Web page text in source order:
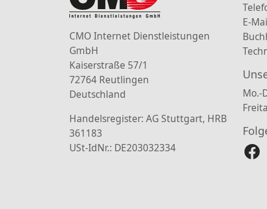
CMO Internet Dienstleistungen
GmbH
Kaiserstraße 57/1
72764 Reutlingen
Deutschland
Handelsregister: AG Stuttgart, HRB
361183
USt-IdNr.: DE203032334
E-
Mo.-